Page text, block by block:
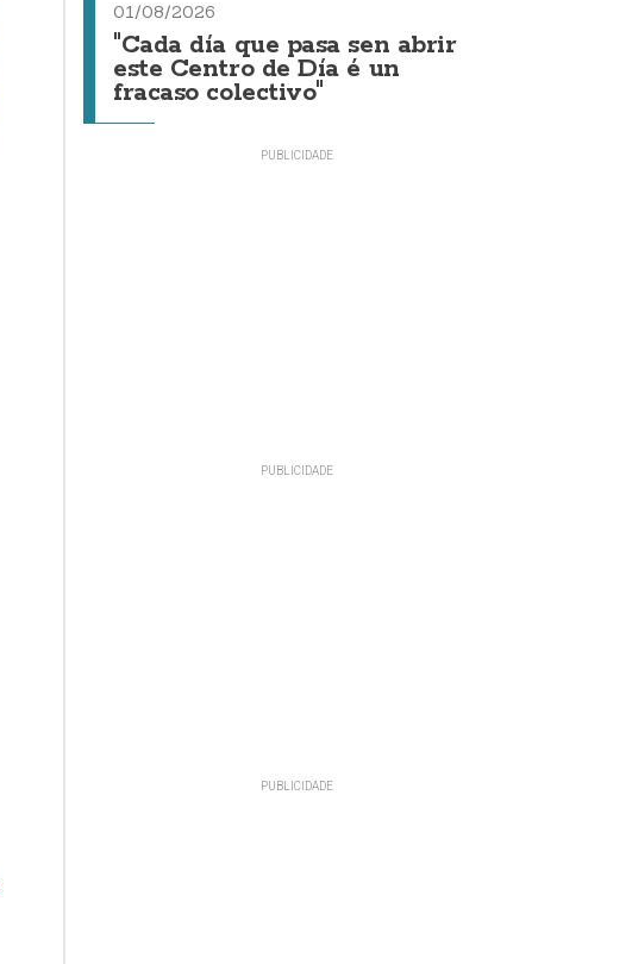
01/08/2026
"Cada día que pasa sen abrir
este Centro de Día é un
fracaso colectivo"